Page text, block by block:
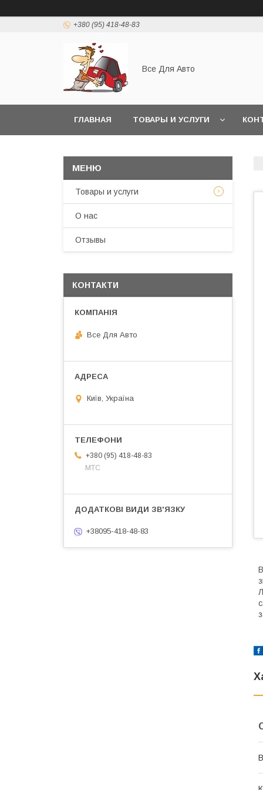
+380 (95) 418-48-83
Все Для Авто
ГЛАВНАЯ ТОВАРЫ И УСЛУГИ
Товары и услуги
О нас
Отзывы
КОНТАКТИ
Все Для Авто
Київ, Україна
+380 (95) 418-48-83
МТС
+38095-418-48-83